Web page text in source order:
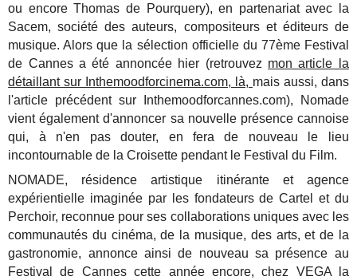
ou encore Thomas de Pourquery), en partenariat avec la
Sacem, société des auteurs, compositeurs et éditeurs de
musique. Alors que la sélection officielle du 77ème Festival
de Cannes a été annoncée hier (retrouvez mon article la
détaillant sur Inthemoodforcinema.com, là, mais aussi, dans
l'article précédent sur Inthemoodforcannes.com), Nomade
vient également d'annoncer sa nouvelle présence cannoise
qui, à n'en pas douter, en fera de nouveau le lieu
incontournable de la Croisette pendant le Festival du Film.
NOMADE, résidence artistique itinérante et agence
expérientielle imaginée par les fondateurs de Cartel et du
Perchoir, reconnue pour ses collaborations uniques avec les
communautés du cinéma, de la musique, des arts, et de la
gastronomie, annonce ainsi de nouveau sa présence au
Festival de Cannes cette année encore, chez VEGA la